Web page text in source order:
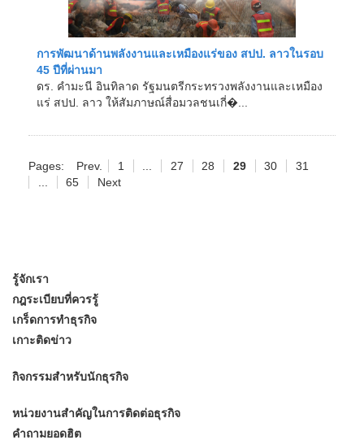
การพัฒนาด้านพลังงานและเหมืองแร่ของ สปป. ลาวในรอบ
45 ปีที่ผ่านมา
ดร. คำมะนี อินทิลาด รัฐมนตรีกระทรวงพลังงานและเหมือง
แร่ สปป. ลาว ให้สัมภาษณ์สื่อมวลชนเกี่�...
Pages: Prev. 1 27 28 29 30
31
65 Next
รู้จักเรา
กฎระเบียบที่ควรรู้
เกร็ดการทำธุรกิจ
เกาะติดข่าว
กิจกรรมสำหรับนักธุรกิจ
หน่วยงานสำคัญในการติดต่อธุรกิจ
คำถามยอดฮิต